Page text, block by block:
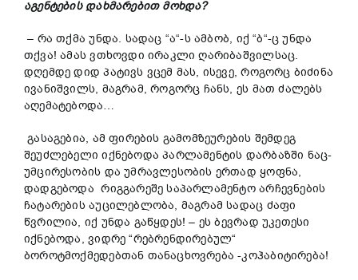
აგენტების დახმარებით მოხდა?
– რა თქმა უნდა. სადაც “ა“-ს ამბობ, იქ “ბ“-ც უნდა
თქვა! ამას ვთხოვდი ირაკლი ღარიბაშვილსაც.
დღემდე დიდ პატივს ვცემ მას, ისევე, როგორც ბიძინა
ივანიშვილს, მაგრამ, როგორც ჩანს, ეს მათ ძალებს
აღემატებოდა…
გასაგებია, ამ ფირების გამომზეურების შემდეგ
შეუძლებელი იქნებოდა პარლამენტის დარბაზში ნაც-
უმცირესობის და უმრავლესობის ერთად ყოფნა,
დადგებოდა რიგგარეშე საპარლამენტო არჩევნების
ჩატარების აუცილებლობა, მაგრამ სადაც ძაფი
წვრილია, იქ უნდა გაწყდეს! – ეს ბევრად უკეთესი
იქნებოდა, ვიდრე “რებრენდირებულ“
ბოროტმოქმედებთან თანაცხოვრება -კოჰაბიტირება!